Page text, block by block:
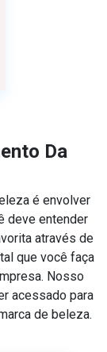
Da
é envolver
deve entender
através de
que você faça
Nosso
acessado para
de beleza.